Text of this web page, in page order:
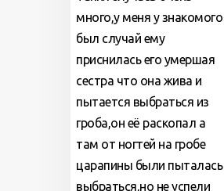
много,у меня у знакомого
был случай ему
приснилась его умершая
сестра что она жива и
пытается выбраться из
гроба,он её раскопал а
там от ногтей на гробе
царапины были пыталась
выбраться,но не успели